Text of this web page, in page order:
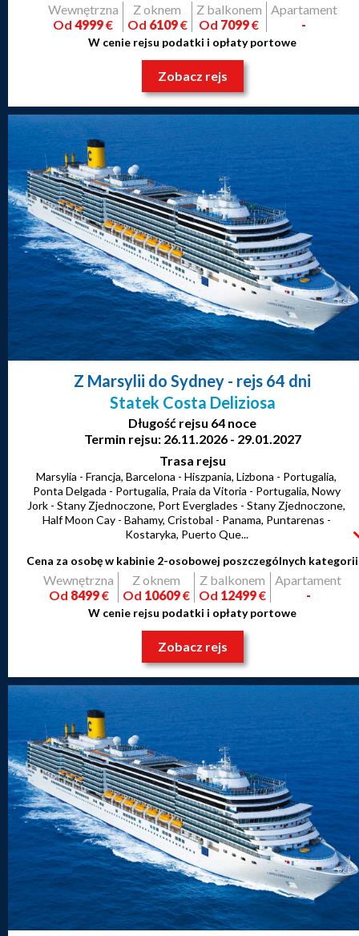
Wewnętrzna
Od 4999€
Z oknem
Od 6109€
Z balkonem
Od 7099€
Apartament
-
W cenie rejsu podatki i opłaty portowe
Zobacz rejs
Z Marsylii do Sydney - rejs 64 dni
Statek Costa Deliziosa
Długość rejsu 64 noce
Termin rejsu: 26.11.2026 - 29.01.2027
Trasa rejsu
Marsylia - Francja, Barcelona - Hiszpania, Lizbona - Portugalia,
Ponta Delgada - Portugalia, Praia da Vitoria - Portugalia, Nowy
Jork - Stany Zjednoczone, Port Everglades - Stany Zjednoczone,
Half Moon Cay - Bahamy, Cristobal - Panama, Puntarenas -
Kostaryka, Puerto Que...
Cena za osobę w kabinie 2-osobowej poszczególnych kategorii
Wewnętrzna
Od 8499€
Z oknem
Od 10609€
Z balkonem
Od 12499€
Apartament
-
W cenie rejsu podatki i opłaty portowe
Zobacz rejs